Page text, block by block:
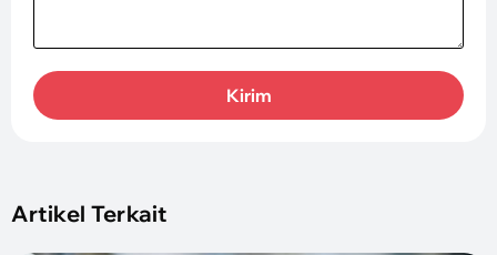
Kirim
Artikel Terkait